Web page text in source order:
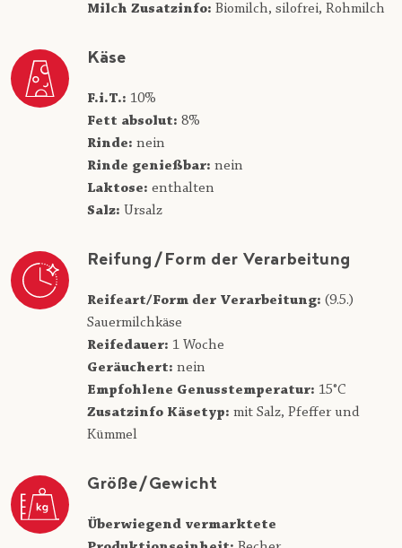
Milch Zusatzinfo: Biomilch, silofrei, Rohmilch
Käse
F.i.T.: 10%
Fett absolut: 8%
Rinde: nein
Rinde genießbar: nein
Laktose: enthalten
Salz: Ursalz
Reifung/Form der Verarbeitung
Reifeart/Form der Verarbeitung: (9.5.)
Sauermilchkäse
Reifedauer: 1 Woche
Geräuchert: nein
Empfohlene Genusstemperatur: 15°C
Zusatzinfo Käsetyp: mit Salz, Pfeffer und
Kümmel
Größe/Gewicht
Überwiegend vermarktete